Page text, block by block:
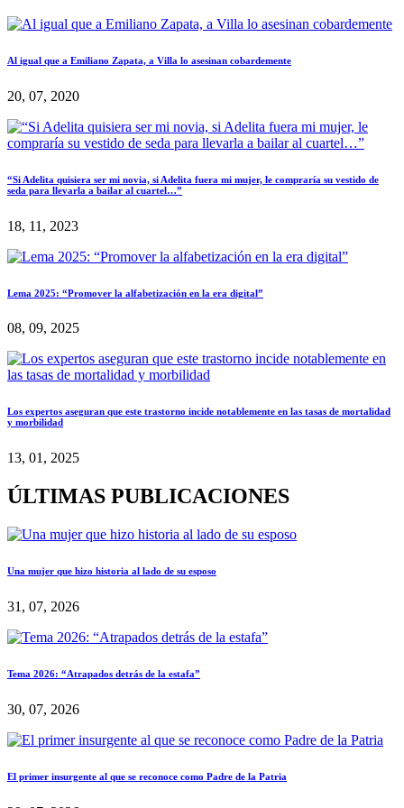
Al igual que a Emiliano Zapata, a Villa lo asesinan cobardemente
20, 07, 2020
“Si Adelita quisiera ser mi novia, si Adelita fuera mi mujer, le compraría su vestido de
seda para llevarla a bailar al cuartel…”
18, 11, 2023
Lema 2025: “Promover la alfabetización en la era digital”
08, 09, 2025
Los expertos aseguran que este trastorno incide notablemente en las tasas de mortalidad
y morbilidad
13, 01, 2025
ÚLTIMAS PUBLICACIONES
Una mujer que hizo historia al lado de su esposo
31, 07, 2026
Tema 2026: “Atrapados detrás de la estafa”
30, 07, 2026
El primer insurgente al que se reconoce como Padre de la Patria